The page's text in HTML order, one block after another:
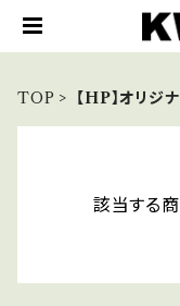
TOP 【HP】オリジ
該当する